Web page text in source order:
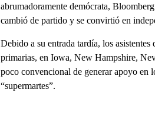
abrumadoramente demócrata,
cambió de partido y se convirtió en
Debido a su entrada tardía, los
primarias, en Iowa, New Hampshire,
poco convencional de generar apoyo en
“supermartes”.